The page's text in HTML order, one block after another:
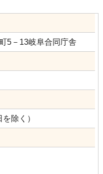
5－13岐阜合同庁舎
除く）